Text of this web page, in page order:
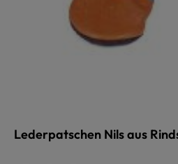
Lederpatschen Nils aus